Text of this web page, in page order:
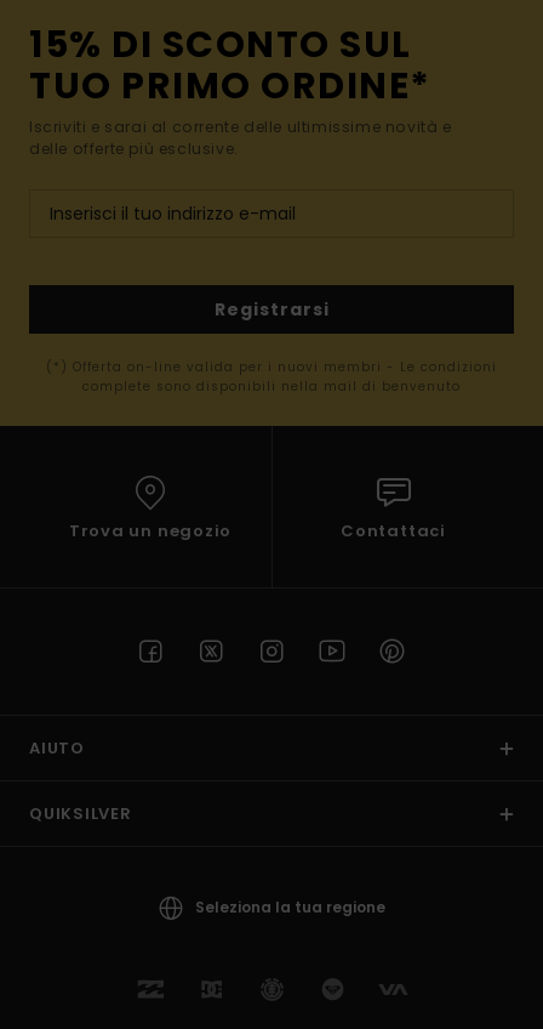
15% DI SCONTO SUL
TUO PRIMO ORDINE*
Iscriviti e sarai al corrente delle ultimissime novità e
delle offerte più esclusive.
Registrarsi
(*) Offerta on-line valida per i nuovi membri - Le condizioni
complete sono disponibili nella mail di benvenuto
Trova un negozio Contattaci
AIUTO
QUIKSILVER
Seleziona la tua regione